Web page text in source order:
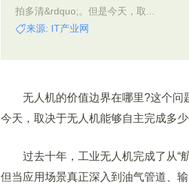
拍多清&rdquo;。但是今天，取...
来源: IT产业网
无人机的价值边界在哪里?这个问题
今天，取决于无人机能够自主完成多少
过去十年，工业无人机完成了从“航
但当应用场景真正深入到油气管道、